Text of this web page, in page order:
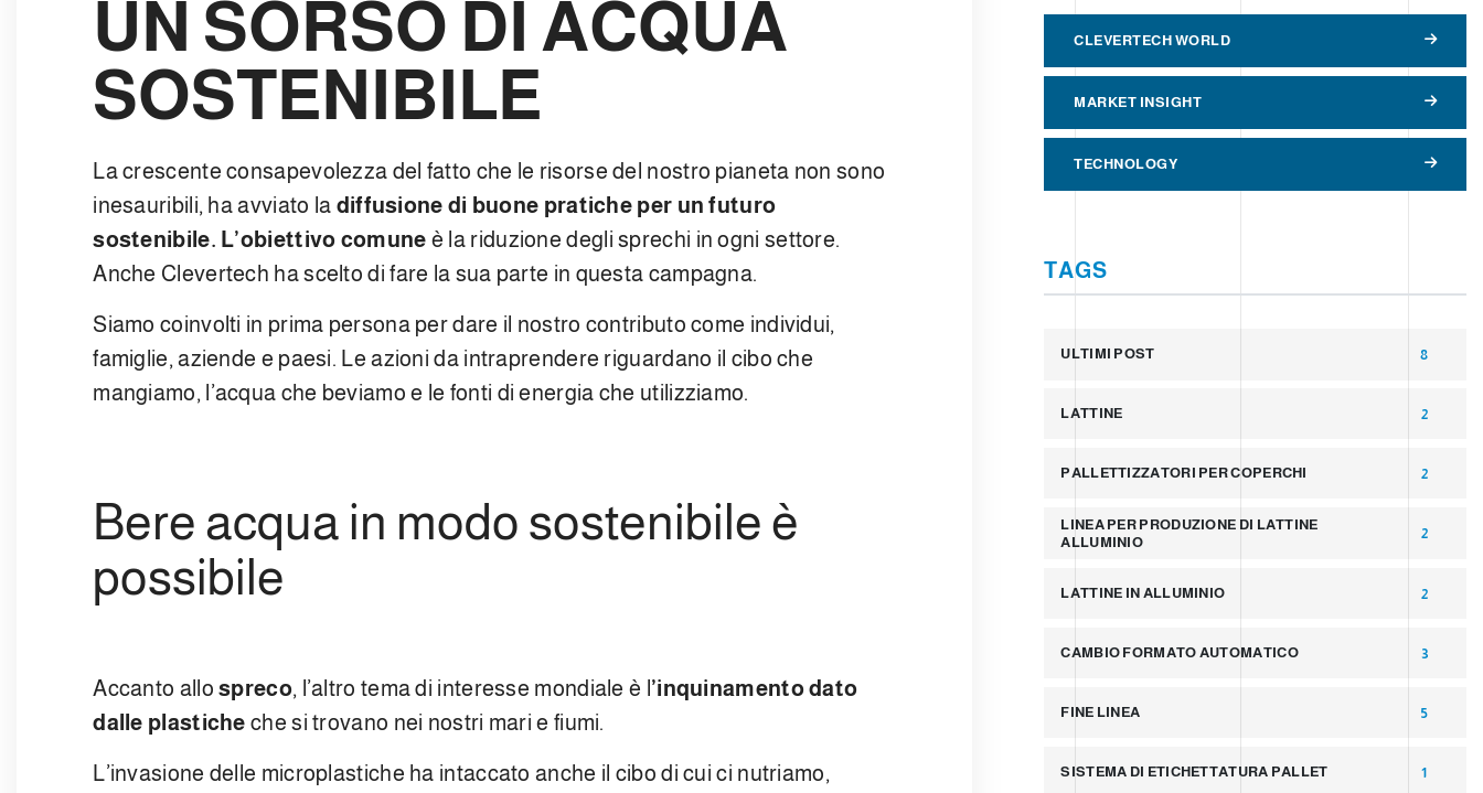
UN SORSO DI ACQUA
SOSTENIBILE
La crescente consapevolezza del fatto che le risorse del nostro pianeta non sono
inesauribili, ha avviato la diffusione di buone pratiche per un futuro
sostenibile. L’obiettivo comune è la riduzione degli sprechi in ogni settore.
Anche Clevertech ha scelto di fare la sua parte in questa campagna.
Siamo coinvolti in prima persona per dare il nostro contributo come individui,
famiglie, aziende e paesi. Le azioni da intraprendere riguardano il cibo che
mangiamo, l’acqua che beviamo e le fonti di energia che utilizziamo.
Bere acqua in modo sostenibile è
possibile
Accanto allospreco, l’altro tema di interesse mondiale è l ’inquinamento dato
dalle plastiche che si trovano nei nostri mari e fiumi.
L’invasione delle microplastiche ha intaccato anche il cibo di cui ci nutriamo,
CLEVERTECH WORLD
MARKET INSIGHT
TECHNOLOGY
TAGS
ULTIMI POST 8
LATTINE 2
PALLETTIZZATORI PER COPERCHI 2
LINEA PER PRODUZIONE DI LATTINE
ALLUMINIO
2
LATTINE IN ALLUMINIO 2
CAMBIO FORMATO AUTOMATICO 3
FINE LINEA 5
SISTEMA DI ETICHETTATURA PALLET 1